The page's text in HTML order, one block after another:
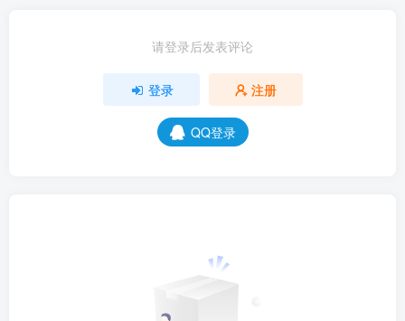
请登录后发表评论
登录 注册
QQ登录